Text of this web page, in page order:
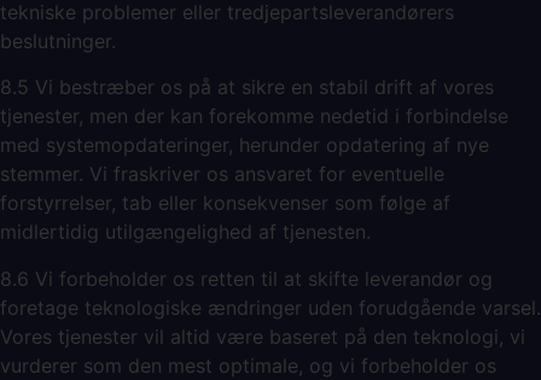
tekniske problemer eller tredjepartsleverandørers
beslutninger.
8.5 Vi bestræber os på at sikre en stabil drift af vores
tjenester, men der kan forekomme nedetid i forbindelse
med systemopdateringer, herunder opdatering af nye
stemmer. Vi fraskriver os ansvaret for eventuelle
forstyrrelser, tab eller konsekvenser som følge af
midlertidig utilgængelighed af tjenesten.
8.6 Vi forbeholder os retten til at skifte leverandør og
foretage teknologiske ændringer uden forudgående varsel.
Vores tjenester vil altid være baseret på den teknologi, vi
vurderer som den mest optimale, og vi forbeholder os